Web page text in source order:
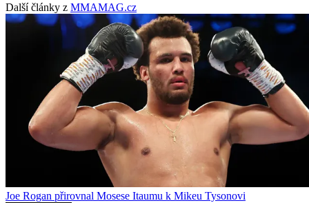
Další články z MMAMAG.cz
Joe Rogan přirovnal Mosese Itaumu k Mikeu Tysonovi